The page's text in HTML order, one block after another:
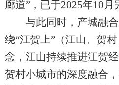
廊道”，已于2025年10月
与此同时，产城融合
绕“江贺上”（江山、贺
念，江山持续推进江贺
贺村小城市的深度融合